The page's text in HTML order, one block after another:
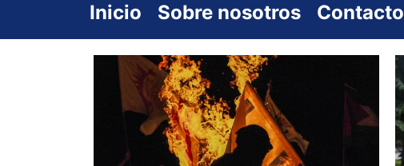
Inicio Sobre nosotros Contacto